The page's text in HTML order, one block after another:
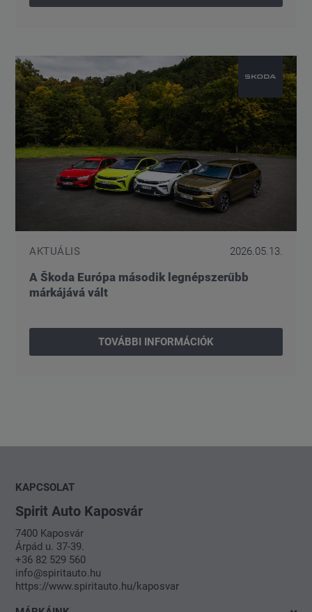
AKTUÁLIS 2026.05.13.
A Škoda Európa második legnépszerűbb
márkájává vált
TOVÁBBI INFORMÁCIÓK
KAPCSOLAT
Spirit Auto Kaposvár
7400 Kaposvár
Árpád u. 37-39.
+36 82 529 560
info@spiritauto.hu
https://www.spiritauto.hu/kaposvar